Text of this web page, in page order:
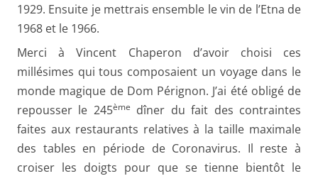
1929. Ensuite je mettrais ensemble le vin de l’Etna de
1968 et le 1966.
Merci à Vincent Chaperon d’avoir choisi ces
millésimes qui tous composaient un voyage dans le
monde magique de Dom Pérignon. J’ai été obligé de
repousser le 245ème dîner du fait des contraintes
faites aux restaurants relatives à la taille maximale
des tables en période de Coronavirus. Il reste à
croiser les doigts pour que se tienne bientôt le